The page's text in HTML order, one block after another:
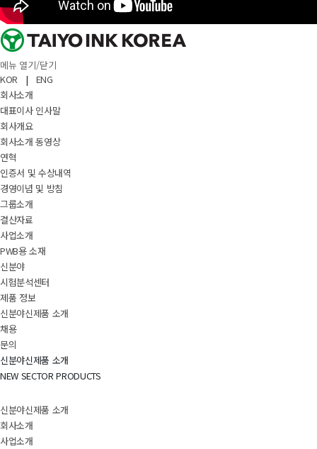
메뉴 열기/닫기
KOR
|
ENG
회사소개
대표이사 인사말
회사개요
회사소개 동영상
연혁
인증서 및 수상내역
경영이념 및 방침
그룹소개
결산자료
사업소개
PWB용 소재
신분야
시험분석센터
제품 정보
신분야신제품 소개
채용
문의
신분야신제품 소개
NEW SECTOR PRODUCTS
신분야신제품 소개
회사소개
사업소개